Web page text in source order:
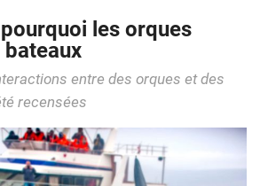
les orques
entre des orques et des
recensées